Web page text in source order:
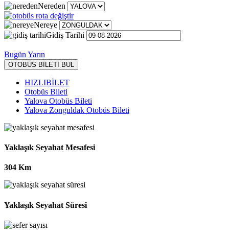
Nereden
Nereye
Gidiş Tarihi
Bugün Yarın
OTOBÜS BİLETİ BUL
HIZLIBİLET
Otobüs Bileti
Yalova Otobüs Bileti
Yalova Zonguldak Otobüs Bileti
Yaklaşık Seyahat Mesafesi
304 Km
Yaklaşık Seyahat Süresi